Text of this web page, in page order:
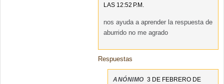
LAS 12:52 P.M.
nos ayuda a aprender la respuesta de
aburrido no me agrado
Respuestas
ANÓNIMO 3 DE FEBRERO DE